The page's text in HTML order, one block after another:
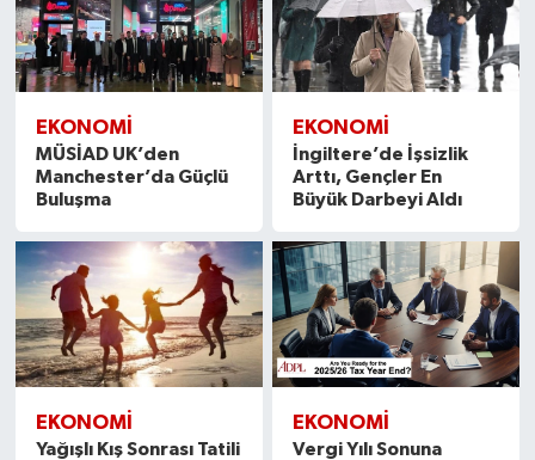
EKONOMİ
MÜSİAD UK’den
Manchester’da Güçlü
Buluşma
EKONOMİ
İngiltere’de İşsizlik
Arttı, Gençler En
Büyük Darbeyi Aldı
EKONOMİ
Yağışlı Kış Sonrası Tatili
EKONOMİ
Vergi Yılı Sonuna